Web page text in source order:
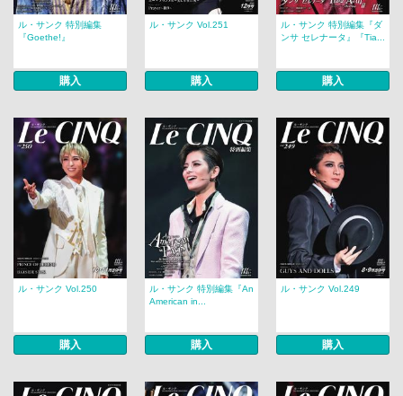
ル・サンク 特別編集
『Goethe!』
購入
ル・サンク Vol.251
購入
ル・サンク 特別編集『ダ
ンサ セレナータ』『Tia...
購入
ル・サンク Vol.250
購入
ル・サンク 特別編集『An
American in...
購入
ル・サンク Vol.249
購入